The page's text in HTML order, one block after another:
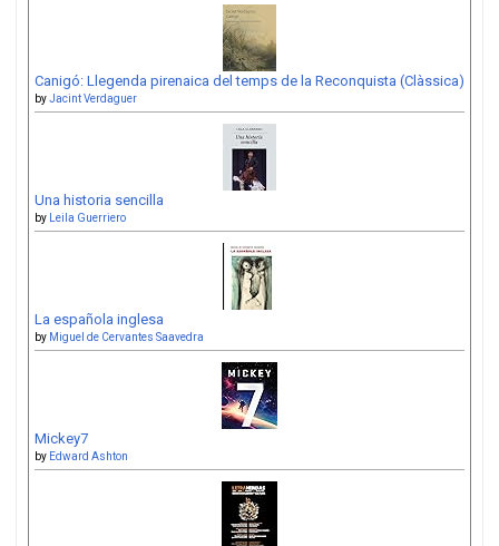
Canigó: Llegenda pirenaica del temps de la Reconquista (Clàssica)
byJacint Verdaguer
Una historia sencilla
by Leila Guerriero
La española inglesa
by Miguel de Cervantes Saavedra
Mickey7
by Edward Ashton